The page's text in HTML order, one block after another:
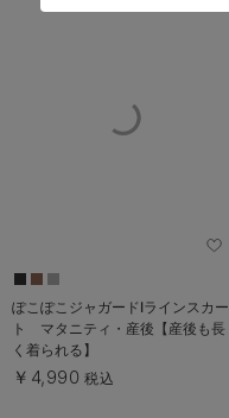
ぽこぽこジャガードIラインスカー
ト マタニティ・産後【産後も長
く着られる】
￥4,990 税込